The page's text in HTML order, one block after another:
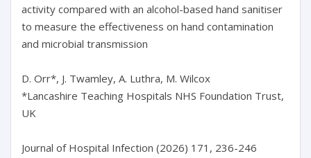
activity compared with an alcohol-based hand sanitiser
to measure the effectiveness on hand contamination
and microbial transmission
D. Orr*, J. Twamley, A. Luthra, M. Wilcox
*Lancashire Teaching Hospitals NHS Foundation Trust,
UK